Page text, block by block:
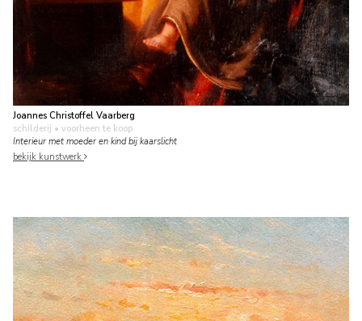
Joannes Christoffel Vaarberg
schilderij • voorheen te koop
Interieur met moeder en kind bij kaarslicht
bekijk kunstwerk